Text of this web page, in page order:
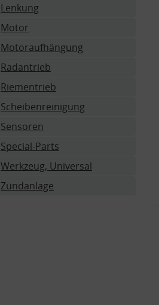
Lenkung
Motor
Motoraufhängung
Radantrieb
Riementrieb
Scheibenreinigung
Sensoren
Special-Parts
Werkzeug, Universal
Zündanlage